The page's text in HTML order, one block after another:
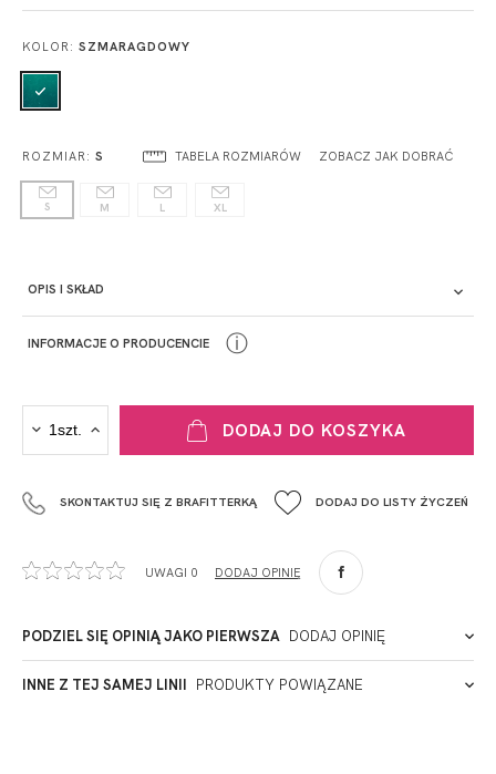
KOLOR: SZMARAGDOWY
ROZMIAR: S TABELA ROZMIARÓW ZOBACZ JAK DOBRAĆ
S M L XL
OPIS I SKŁAD
INFORMACJE O PRODUCENCIE
Fashiontex Group Sp.z o.o. Spółka komandytowa
+48 42 719 43 15
90-057
Polska
ADRES PUNKTU KONTAKTOWEGO
ⓘ
DODAJ DO KOSZYKA
SKONTAKTUJ SIĘ Z BRAFITTERKĄ DODAJ DO LISTY ŻYCZEŃ
UWAGI 0 DODAJ OPINIĘ
PODZIEL SIĘ OPINIĄ JAKO PIERWSZA DODAJ OPINIĘ
Miałeś już kontakt z naszym produktem? Zostaw opinię
INNE Z TEJ SAMEJ LINII PRODUKTY POWIĄZANE